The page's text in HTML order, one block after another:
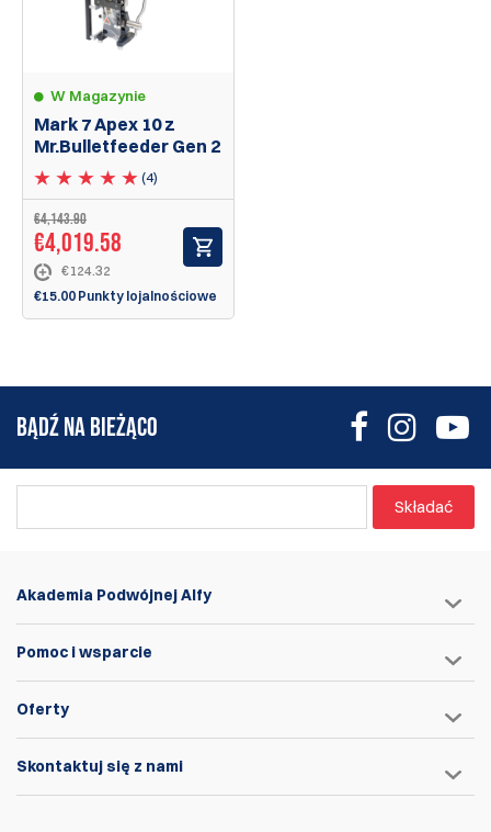
W Magazynie
Mark 7 Apex 10 z
Mr.Bulletfeeder Gen 2
(4)
€4,143.90
€4,019.58
€124.32
€15.00 Punkty lojalnościowe
BĄDŹ NA BIEŻĄCO
Składać
Akademia Podwójnej Alfy
Pomoc i wsparcie
Oferty
Skontaktuj się z nami